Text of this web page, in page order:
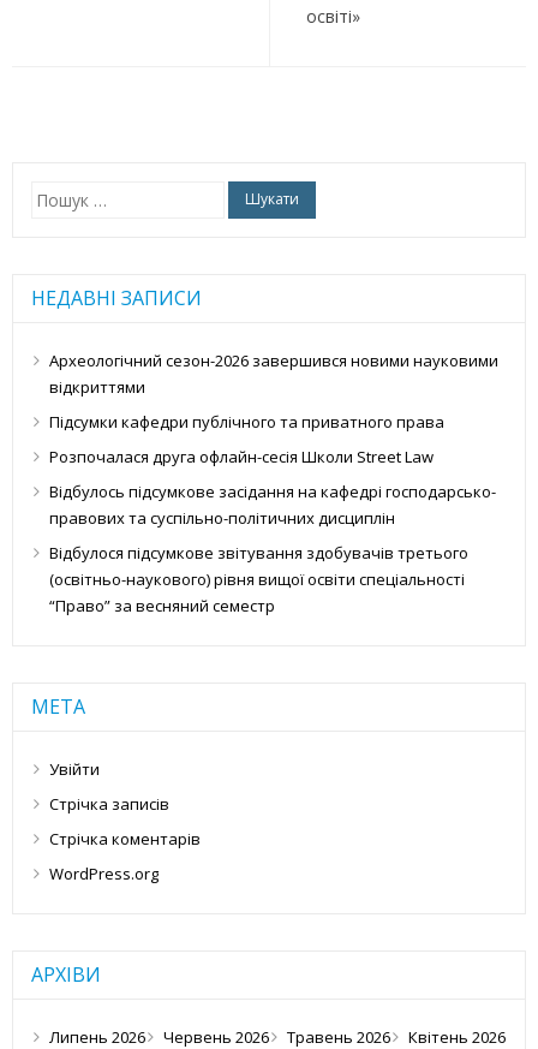
освіті»
Пошук:
НЕДАВНІ ЗАПИСИ
Археологічний сезон-2026 завершився новими науковими
відкриттями
Підсумки кафедри публічного та приватного права
Розпочалася друга офлайн-сесія Школи Street Law
Відбулось підсумкове засідання на кафедрі господарсько-
правових та суспільно-політичних дисциплін
Відбулося підсумкове звітування здобувачів третього
(освітньо-наукового) рівня вищої освіти спеціальності
“Право” за весняний семестр
МЕТА
Увійти
Стрічка записів
Стрічка коментарів
WordPress.org
АРХІВИ
Липень 2026 Червень 2026 Травень 2026 Квітень 2026